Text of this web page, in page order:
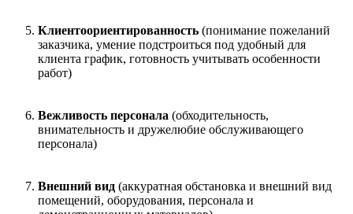
Клиентоориентированность (понимание пожеланий
заказчика, умение подстроиться под удобный для
клиента график, готовность учитывать особенности
работ)
Вежливость персонала (обходительность,
внимательность и дружелюбие обслуживающего
персонала)
Внешний вид (аккуратная обстановка и внешний вид
помещений, оборудования, персонала и